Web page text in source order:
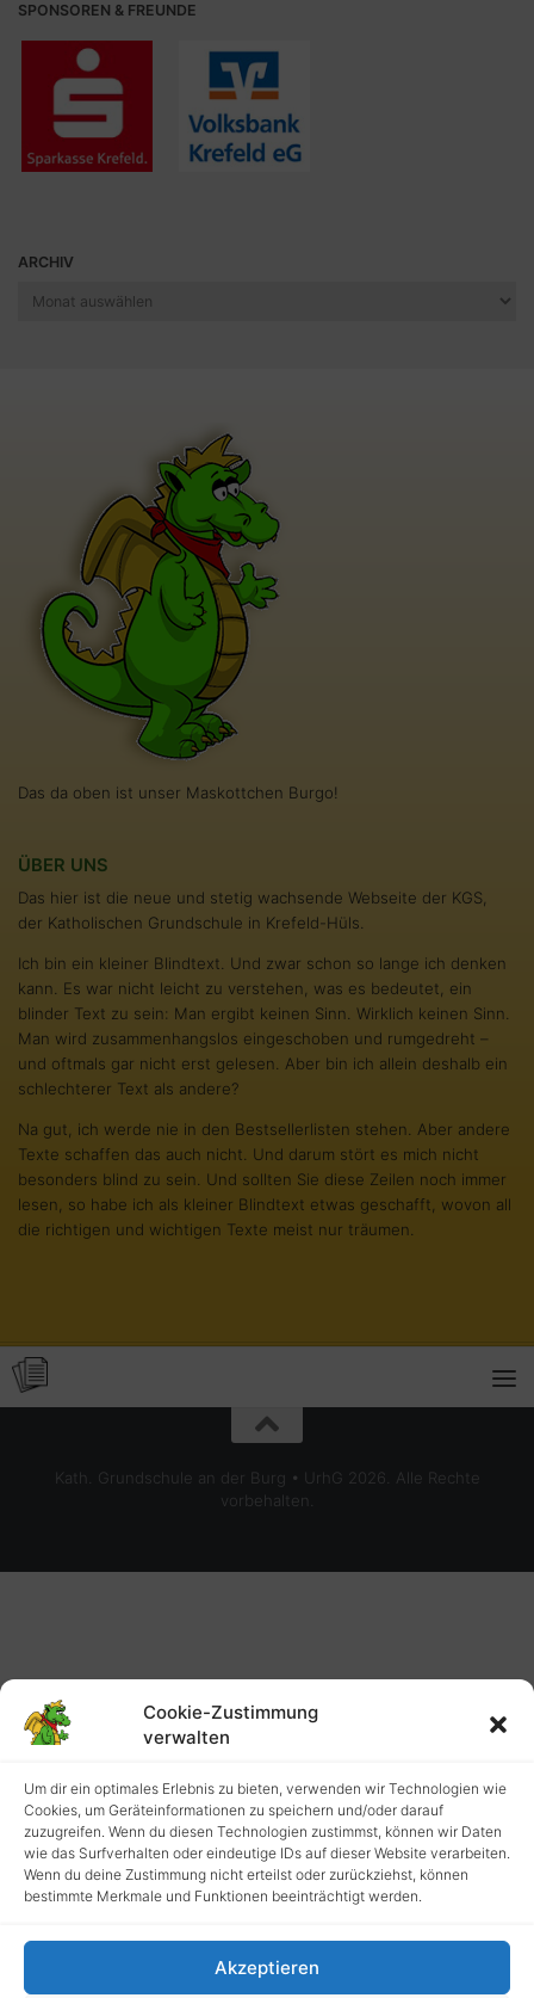
Cookie-Zustimmung
verwalten
Um dir ein optimales Erlebnis zu bieten, verwenden wir Technologien wie
Cookies, um Geräteinformationen zu speichern und/oder darauf
zuzugreifen. Wenn du diesen Technologien zustimmst, können wir Daten
wie das Surfverhalten oder eindeutige IDs auf dieser Website verarbeiten.
Wenn du deine Zustimmung nicht erteilst oder zurückziehst, können
bestimmte Merkmale und Funktionen beeinträchtigt werden.
Akzeptieren
SPONSOREN & FREUNDE
ARCHIV
Archiv
Das da oben ist unser Maskottchen Burgo!
ÜBER UNS
Das hier ist die neue und stetig wachsende Webseite der KGS,
der Katholischen Grundschule in Krefeld-Hüls.
Ich bin ein kleiner Blindtext. Und zwar schon so lange ich denken
kann. Es war nicht leicht zu verstehen, was es bedeutet, ein
blinder Text zu sein: Man ergibt keinen Sinn. Wirklich keinen Sinn.
Man wird zusammenhangslos eingeschoben und rumgedreht –
und oftmals gar nicht erst gelesen. Aber bin ich allein deshalb ein
schlechterer Text als andere?
Na gut, ich werde nie in den Bestsellerlisten stehen. Aber andere
Texte schaffen das auch nicht. Und darum stört es mich nicht
besonders blind zu sein. Und sollten Sie diese Zeilen noch immer
lesen, so habe ich als kleiner Blindtext etwas geschafft, wovon all
die richtigen und wichtigen Texte meist nur träumen.
Kath. Grundschule an der Burg • UrhG 2026. Alle Rechte
vorbehalten.